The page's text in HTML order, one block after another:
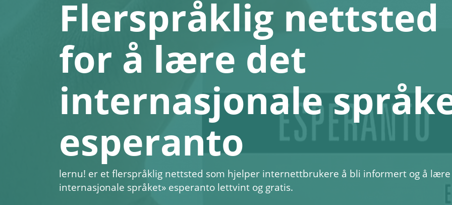
Flerspråklig nettsted
for å lære det
internasjonale
esperanto
lernu! er et flerspråklig nettsted som hjelper internettbrukere å bli informert og å lære
internasjonale språket» esperanto lettvint og gratis.